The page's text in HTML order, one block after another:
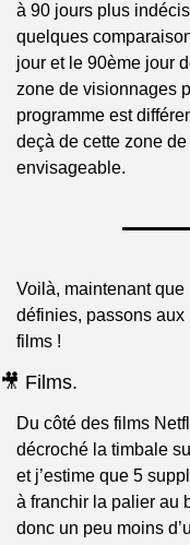
à 90 jours plus
quelques
jour et le 90ème jour
zone de visionnages
programme est
deçà de cette zone
envisageable.
Voilà, maintenant que
définies, passons
films !
🎥 Films.
Du côté des films
décroché la timbale
et j’estime que 5
à franchir la palier au
donc un peu moins